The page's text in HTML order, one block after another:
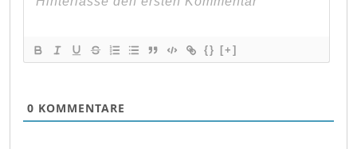
{} [+]
0 KOMMENTARE